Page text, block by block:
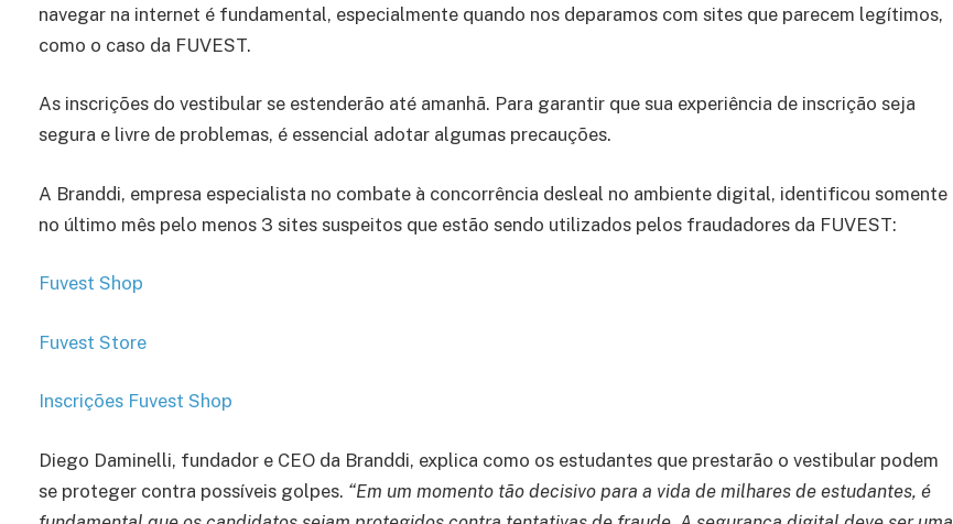
navegar na internet é fundamental, especialmente quando nos deparamos com sites que parecem legítimos,
como o caso da FUVEST.
As inscrições do vestibular se estenderão até amanhã. Para garantir que sua experiência de inscrição seja
segura e livre de problemas, é essencial adotar algumas precauções.
A Branddi, empresa especialista no combate à concorrência desleal no ambiente digital, identificou somente
no último mês pelo menos 3 sites suspeitos que estão sendo utilizados pelos fraudadores da FUVEST:
Fuvest Shop
Fuvest Store
Inscrições Fuvest Shop
Diego Daminelli, fundador e CEO da Branddi, explica como os estudantes que prestarão o vestibular podem
se proteger contra possíveis golpes. “Em um momento tão decisivo para a vida de milhares de estudantes, é